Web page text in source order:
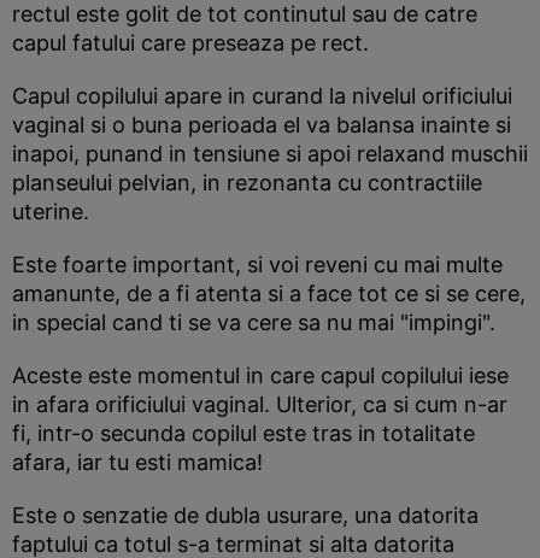
rectul este golit de tot continutul sau de catre
capul fatului care preseaza pe rect.
Capul copilului apare in curand la nivelul orificiului
vaginal si o buna perioada el va balansa inainte si
inapoi, punand in tensiune si apoi relaxand muschii
planseului pelvian, in rezonanta cu contractiile
uterine.
Este foarte important, si voi reveni cu mai multe
amanunte, de a fi atenta si a face tot ce si se cere,
in special cand ti se va cere sa nu mai "impingi".
Aceste este momentul in care capul copilului iese
in afara orificiului vaginal. Ulterior, ca si cum n-ar
fi, intr-o secunda copilul este tras in totalitate
afara, iar tu esti mamica!
Este o senzatie de dubla usurare, una datorita
faptului ca totul s-a terminat si alta datorita